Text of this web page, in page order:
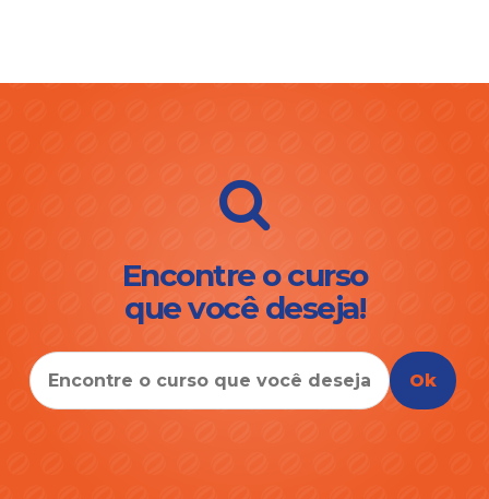
Encontre o curso
que você deseja!
Ok